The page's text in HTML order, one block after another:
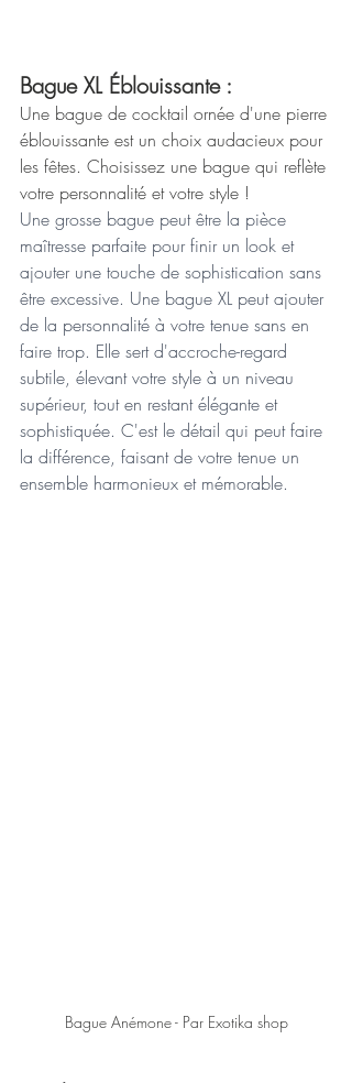
Bague XL Éblouissante :
Une bague de cocktail ornée d'une pierre
éblouissante est un choix audacieux pour
les fêtes. Choisissez une bague qui reflète
votre personnalité et votre style !
Une grosse bague peut être la pièce
maîtresse parfaite pour finir un look et
ajouter une touche de sophistication sans
être excessive. Une bague XL peut ajouter
de la personnalité à votre tenue sans en
faire trop. Elle sert d'accroche-regard
subtile, élevant votre style à un niveau
supérieur, tout en restant élégante et
sophistiquée. C'est le détail qui peut faire
la différence, faisant de votre tenue un
ensemble harmonieux et mémorable.
Bague Anémone - Par Exotika shop